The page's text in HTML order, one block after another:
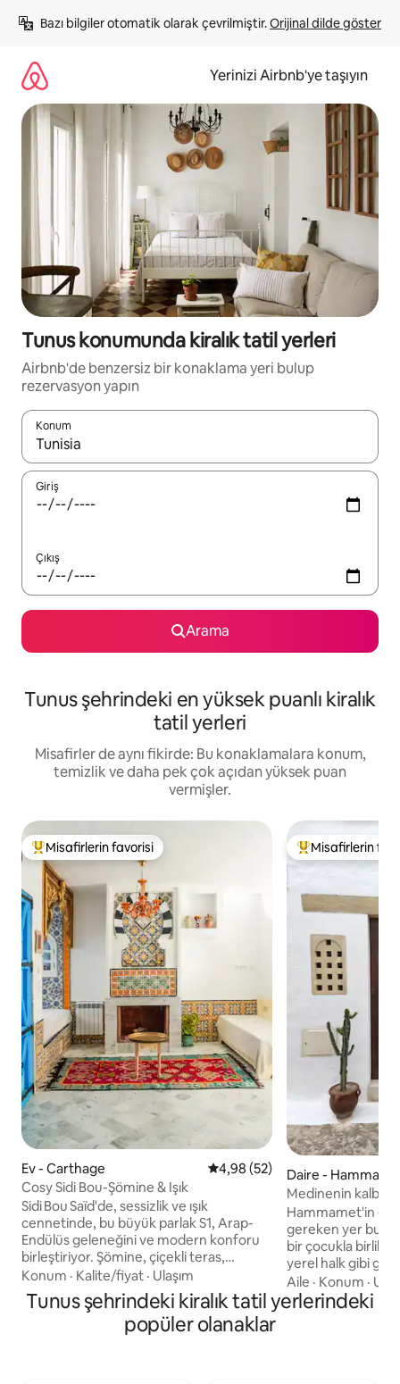
atla
Bazı bilgiler otomatik olarak çevrilmiştir. Orijinal dilde göster
Yerinizi Airbnb'ye taşıyın
Tunus konumunda kiralık tatil yerleri
Airbnb'de benzersiz bir konaklama yeri bulup
rezervasyon yapın
Konum
Sonuçlar kullanılabilir olduğunda yukarı ve aşağı oklarıyla
Giriş
Çıkış
Arama
Tunus şehrindeki en yüksek puanlı kiralık
tatil yerleri
Misafirler de aynı fikirde: Bu konaklamalara konum,
temizlik ve daha pek çok açıdan yüksek puan
vermişler.
Misafirlerin favorilerinden en beğenilenler arasında
Misafirlerin favorisi
Ev - Carthage 5 üzerinden ortalama 4,98
4,98 (52)
Cosy Sidi Bou-Şömine & Işık
Sidi Bou Saïd'de, sessizlik ve ışık
cennetinde, bu büyük parlak S1, Arap-
Endülüs geleneğini ve modern konforu
birleştiriyor. Şömine, çiçekli teras,
kemerler, zelliges ve el yapımı mobilyalar
benzersiz bir atmosfer yaratıyor. Tam
donanımlı mutfak, yüksek hızlı kablosuz
internet bağlantısı, tüm kanalları, filmleri
Konum · Kalite/fiyat · Ulaşım
Misafirlerin
Misafirlerin
Daire -
Medinenin
stüdyosu.
Hammamet'in
gereken yer
bir çocukla
yerel halk gibi
önce
içeriden tadını
burası olmalıdır.
Aile · Konum ·
Tunus şehrindeki kiralık tatil yerlerindeki
popüler olanaklar